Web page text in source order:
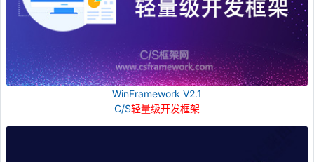
WinFramework V2.1
C/S轻量级开发框架